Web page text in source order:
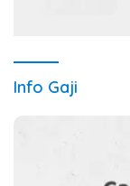
Info Gaji